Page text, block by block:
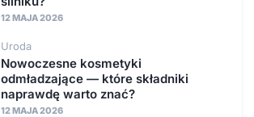
12 MAJA 2026
Uroda
Nowoczesne kosmetyki
odmładzające — które składniki
naprawdę warto znać?
12 MAJA 2026